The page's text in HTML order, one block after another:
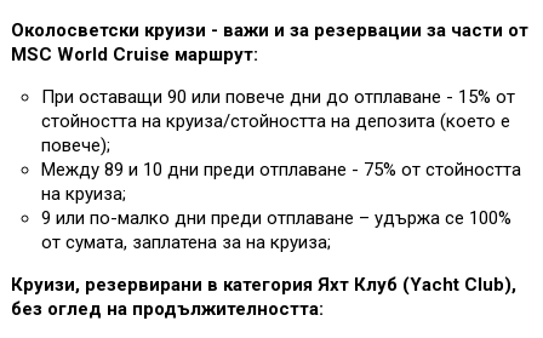
Околосветски круизи - важи и за резервации за части от
MSC World Cruise маршрут:
При оставащи 90 или повече дни до отплаване - 15% от
стойността на круиза/стойността на депозита (което е
повече);
Между 89 и 10 дни преди отплаване - 75% от стойността
на круиза;
9 или по-малко дни преди отплаване – удържа се 100%
от сумата, заплатена за на круиза;
Круизи, резервирани в категория Яхт Клуб (Yacht Club),
без оглед на продължителността: